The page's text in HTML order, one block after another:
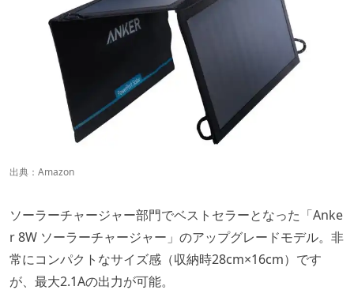
出典： Amazon
ソーラーチャージャー部門でベストセラーとなった「Anke
r 8W ソーラーチャージャー」のアップグレードモデル。非
常にコンパクトなサイズ感（収納時28cm×16cm）です
が、最大2.1Aの出力が可能。